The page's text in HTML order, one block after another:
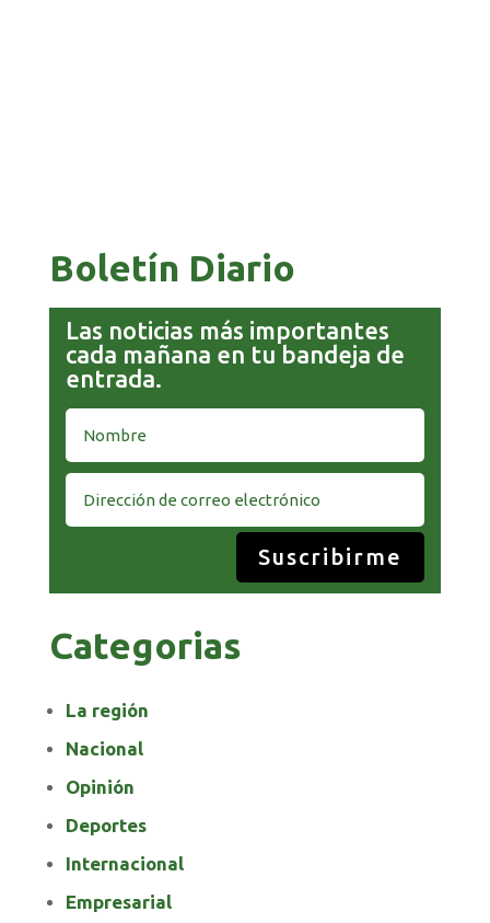
Boletín Diario
Las noticias más importantes
cada mañana en tu bandeja de
entrada.
Suscribirme
Categorias
La región
Nacional
Opinión
Deportes
Internacional
Empresarial